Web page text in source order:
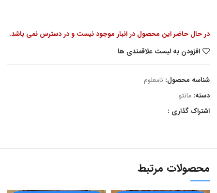
در حال حاضر این محصول در انبار موجود نیست و در دسترس نمی باشد.
افزودن به لیست علاقمندی ها
شناسه محصول: نامعلوم
دسته: مانتو
اشتراک گذاری :
محصولات مرتبط